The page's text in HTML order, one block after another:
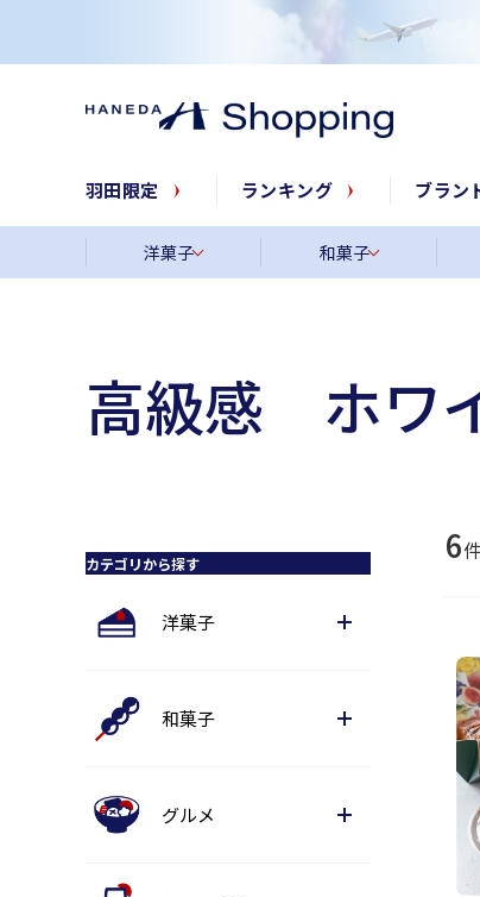
羽田限定 ランキング ブラン
洋菓子 和菓子
高級感 ホワ
カテゴリから探す
洋菓子
和菓子
グルメ
6